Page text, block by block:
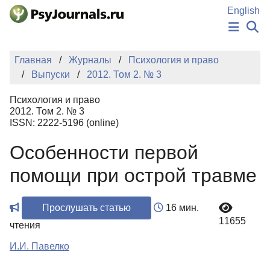
Перейти к основному содержанию
English
НОВОСТИ
ИЗДАНИЯ
ПОДАТЬ РУКОПИСЬ
КЛЮЧЕВЫЕ СЛОВА
Главная Журналы
Психология и право
Выпуски
2012. Том 2. № 3
Психология и право
2012. Том 2. № 3
ISSN: 2222-5196 (online)
Особенности первой
помощи при острой травме
Прослушать статью
16 мин.
чтения
11655
И.И. Павелко